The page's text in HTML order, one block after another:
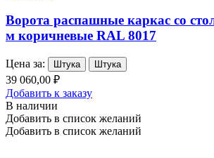
Ворота распашные каркас со
м коричневые RAL 8017
Цена за: Штука Штука
39 060,00 ₽
Добавить к заказу
В наличии
Добавить в список желаний
Добавить в список желаний